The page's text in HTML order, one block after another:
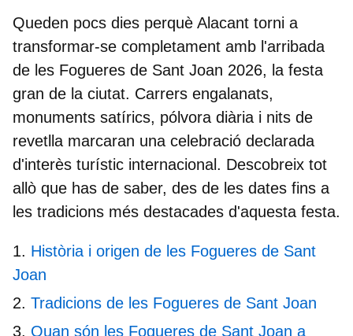
Queden pocs dies perquè Alacant torni a
transformar-se completament amb l'arribada
de les Fogueres de Sant Joan 2026, la festa
gran de la ciutat. Carrers engalanats,
monuments satírics, pólvora diària i nits de
revetlla marcaran una celebració declarada
d'interès turístic internacional. Descobreix tot
allò que has de saber, des de les dates fins a
les tradicions més destacades d'aquesta festa.
Història i origen de les Fogueres de Sant
Joan
Tradicions de les Fogueres de Sant Joan
Quan són les Fogueres de Sant Joan a